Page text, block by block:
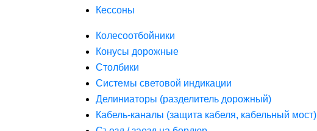
Кессоны
Колесоотбойники
Конусы дорожные
Столбики
Системы световой индикации
Делиниаторы (разделитель дорожный)
Кабель-каналы (защита кабеля, кабельный мост)